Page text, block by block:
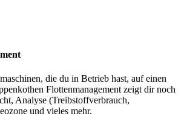
die du in Betrieb hast, auf einen
Flottenmanagement zeigt dir noch
Analyse (Treibstoffverbrauch,
und vieles mehr.